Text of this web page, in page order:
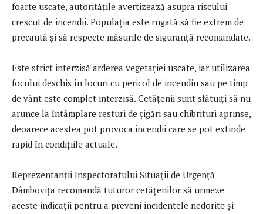
foarte uscate, autoritățile avertizează asupra riscului
crescut de incendii. Populația este rugată să fie extrem de
precaută și să respecte măsurile de siguranță recomandate.
Este strict interzisă arderea vegetației uscate, iar utilizarea
focului deschis în locuri cu pericol de incendiu sau pe timp
de vânt este complet interzisă. Cetățenii sunt sfătuiți să nu
arunce la întâmplare resturi de țigări sau chibrituri aprinse,
deoarece acestea pot provoca incendii care se pot extinde
rapid în condițiile actuale.
Reprezentanții Inspectoratului Situații de Urgență
Dâmbovița recomandă tuturor cetățenilor să urmeze
aceste indicații pentru a preveni incidentele nedorite și